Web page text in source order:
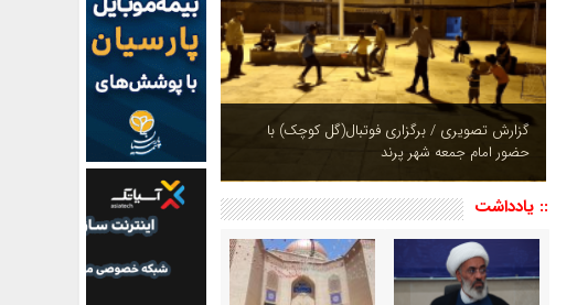
چشم نوازی بوستان های شهر پرند در فصل بهار +
تصاویر
:: یادداشت